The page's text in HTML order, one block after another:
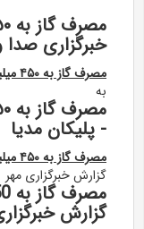
خبرگزاری صدا
مصرف گاز به ۴۵۰ میلیون مترمکعب رسید - خبرگزاری صدا و سیما
به
- پلیکان مدیا
مصرف گاز به ۴۵۰ میلیون مترکعب رسید | رکنا - پلیکان مدیا
گزارش خبرگزاری مهر
گزارش